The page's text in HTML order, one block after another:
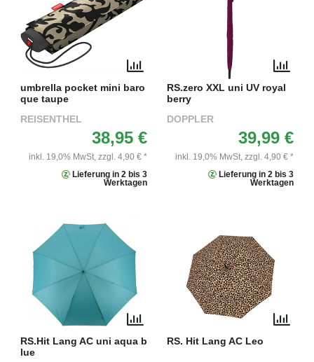
umbrella pocket mini baro
que taupe
REISENTHEL
38,95 €
inkl. 19,0% MwSt, zzgl. 4,90 € *
Lieferung in 2 bis 3
Werktagen
RS.zero XXL uni UV royal
berry
DOPPLER
39,99 €
inkl. 19,0% MwSt, zzgl. 4,90 € *
Lieferung in 2 bis 3
Werktagen
RS.Hit Lang AC uni aqua b
lue
RS. Hit Lang AC Leo